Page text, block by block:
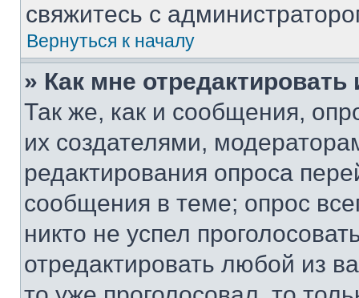
свяжитесь с
Вернуться к началу
» Как мне
Так же, как и сообщения,
их создателями,
редактирования опроса
сообщения в теме; опрос
никто не успел
отредактировать любой из